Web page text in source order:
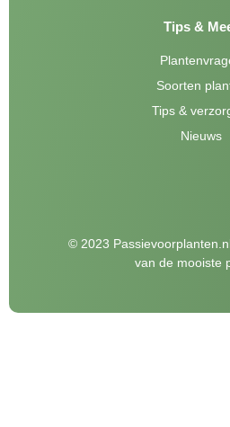
Tips &
Soorten
Tips &
Nieuws
© 2023
van de mooiste